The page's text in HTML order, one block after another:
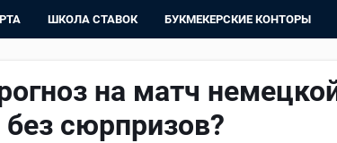
ШКОЛА СТАВОК БУКМЕКЕРСКИЕ КОНТОРЫ
на матч
сюрпризов?